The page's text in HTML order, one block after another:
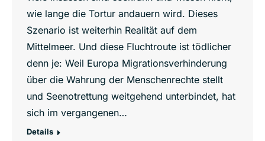
wie lange die Tortur andauern wird. Dieses
Szenario ist weiterhin Realität auf dem
Mittelmeer. Und diese Fluchtroute ist tödlicher
denn je: Weil Europa Migrationsverhinderung
über die Wahrung der Menschenrechte stellt
und Seenotrettung weitgehend unterbindet, hat
sich im vergangenen…
Details